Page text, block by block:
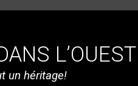
L’OUEST
un héritage!